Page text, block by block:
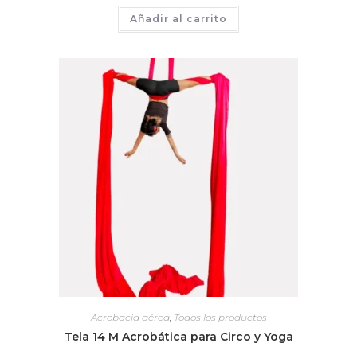
Añadir al carrito
Acrobacia aérea, Todos los productos
Tela 14 M Acrobática para Circo y Yoga